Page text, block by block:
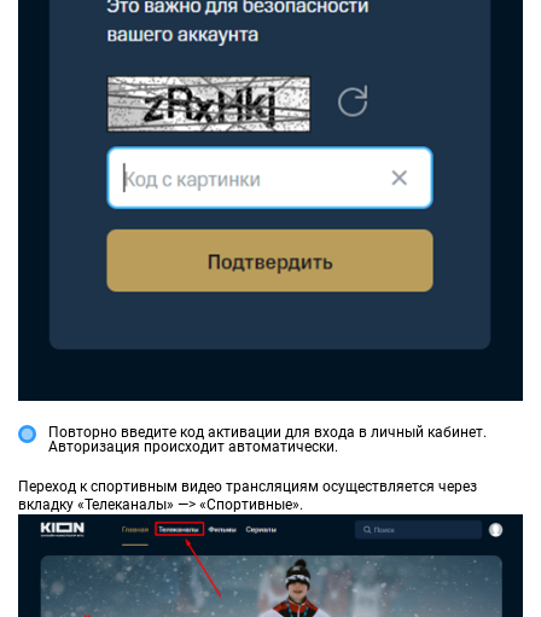
Повторно введите код активации для входа в личный кабинет.
Авторизация происходит автоматически.
Переход к спортивным видео трансляциям осуществляется через
вкладку «Телеканалы» —> «Спортивные».